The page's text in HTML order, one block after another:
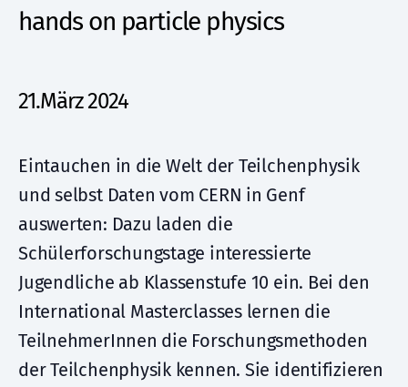
hands on particle physics
21.März 2024
Eintauchen in die Welt der Teilchenphysik
und selbst Daten vom CERN in Genf
auswerten: Dazu laden die
Schülerforschungstage interessierte
Jugendliche ab Klassenstufe 10 ein. Bei den
International Masterclasses lernen die
TeilnehmerInnen die Forschungsmethoden
der Teilchenphysik kennen. Sie identifizieren